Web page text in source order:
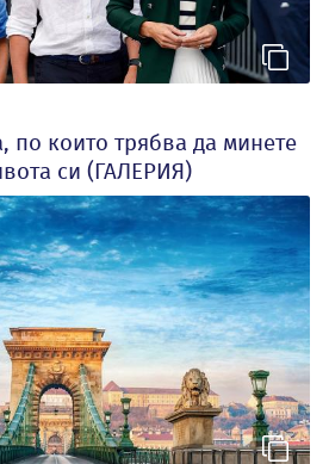
по които трябва да минете
си (ГАЛЕРИЯ)